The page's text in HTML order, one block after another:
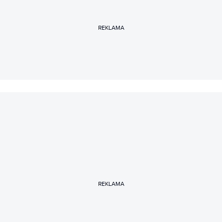
REKLAMA
REKLAMA